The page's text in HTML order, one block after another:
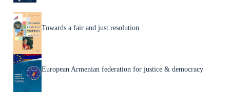
Towards a fair and just resolution
European Armenian federation for justice & democracy